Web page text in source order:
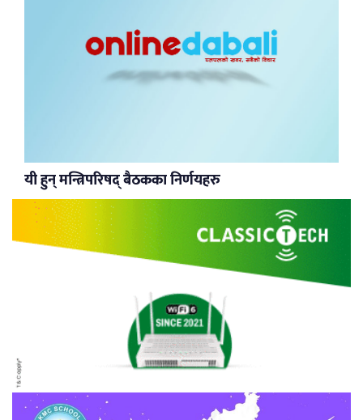
यी हुन् मन्त्रिपरिषद् बैठकका निर्णयहरु